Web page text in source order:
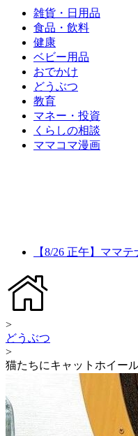
雑貨・日用品
食品・飲料
健康
ベビー用品
おでかけ
どうぶつ
教育
マネー・投資
くらしの相談
ママコマ漫画
【8/26 正午】ママ
>
どうぶつ
>
猫たちにキャットホイー